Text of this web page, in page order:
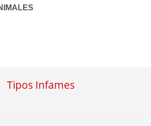
Tipos Infames